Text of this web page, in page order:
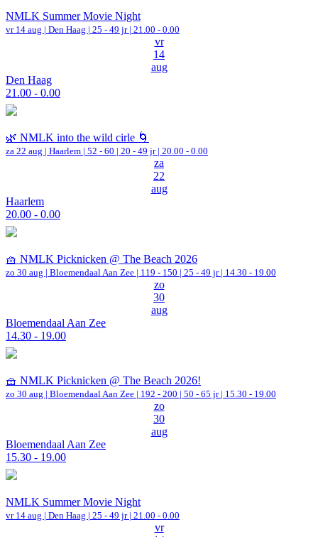
NMLK Summer Movie Night
vr 14 aug | Den Haag | 25 - 49 jr | 21.00 - 0.00
vr
14
aug
Den Haag
21.00 - 0.00
🌿 NMLK into the wild cirle 🌀
za 22 aug | Haarlem | 52 - 60 | 20 - 49 jr | 20.00 - 0.00
za
22
aug
Haarlem
20.00 - 0.00
🧺 NMLK Picknicken @ The Beach 2026
zo 30 aug | Bloemendaal Aan Zee | 119 - 150 | 25 - 49 jr | 14.30 - 19.00
zo
30
aug
Bloemendaal Aan Zee
14.30 - 19.00
🧺 NMLK Picknicken @ The Beach 2026!
zo 30 aug | Bloemendaal Aan Zee | 192 - 200 | 50 - 65 jr | 15.30 - 19.00
zo
30
aug
Bloemendaal Aan Zee
15.30 - 19.00
NMLK Summer Movie Night
vr 14 aug | Den Haag | 25 - 49 jr | 21.00 - 0.00
vr